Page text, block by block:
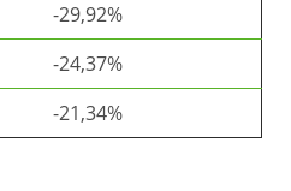
-29,92%
-24,37%
-21,34%